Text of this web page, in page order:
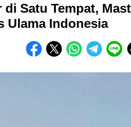
Satu Tempat,
Ulama Indonesia